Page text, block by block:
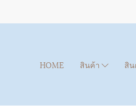
HOME สินค้า สิ